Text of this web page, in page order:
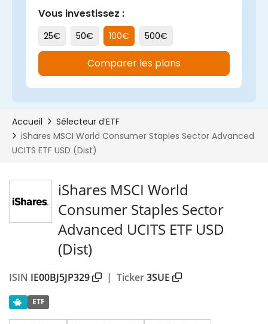
iShares MSCI World
Consumer Staples Sector
Advanced UCITS ETF USD
(Dist)
ISIN IE00BJ5JP329 | Ticker3SUE
ETF